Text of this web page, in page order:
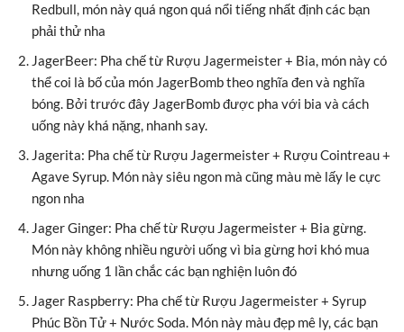
Redbull, món này quá ngon quá nổi tiếng nhất định các bạn
phải thử nha
JagerBeer: Pha chế từ Rượu Jagermeister + Bia, món này có
thể coi là bố của món JagerBomb theo nghĩa đen và nghĩa
bóng. Bởi trước đây JagerBomb được pha với bia và cách
uống này khá nặng, nhanh say.
Jagerita: Pha chế từ Rượu Jagermeister + Rượu Cointreau +
Agave Syrup. Món này siêu ngon mà cũng màu mè lấy le cực
ngon nha
Jager Ginger: Pha chế từ Rượu Jagermeister + Bia gừng.
Món này không nhiều người uống vì bia gừng hơi khó mua
nhưng uống 1 lần chắc các bạn nghiện luôn đó
Jager Raspberry: Pha chế từ Rượu Jagermeister + Syrup
Phúc Bồn Tử + Nước Soda. Món này màu đẹp mê ly, các bạn